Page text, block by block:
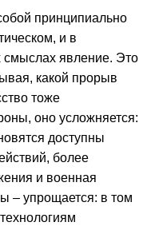
принципиально
и в
смыслах явление. Это
какой прорыв
тоже
оно усложняется:
доступны
более
и военная
– упрощается: в том